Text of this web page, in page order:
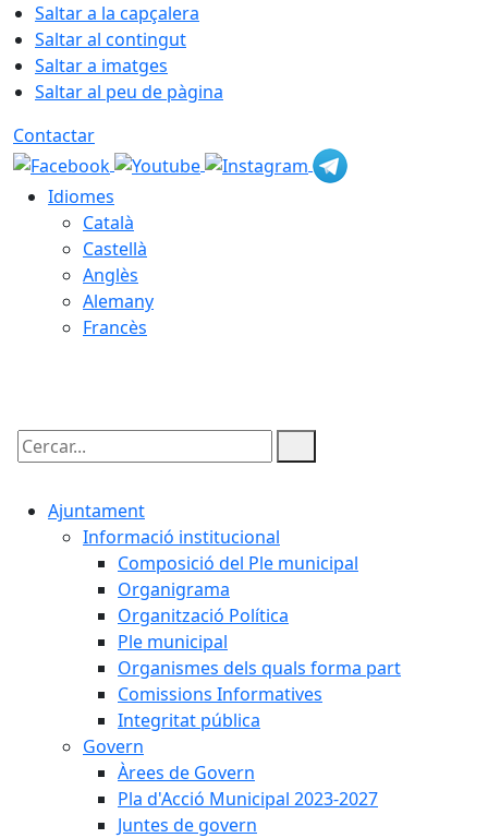
Saltar a la capçalera
Saltar al contingut
Saltar a imatges
Saltar al peu de pàgina
Contactar
Idiomes
Català
Castellà
Anglès
Alemany
Francès
Cercar:
Ajuntament
Informació institucional
Composició del Ple municipal
Organigrama
Organització Política
Ple municipal
Organismes dels quals forma part
Comissions Informatives
Integritat pública
Govern
Àrees de Govern
Pla d'Acció Municipal 2023-2027
Juntes de govern